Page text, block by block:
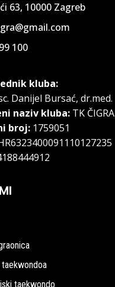
63, 10000 Zagreb
100
kluba:
. Danijel Bursać, dr.med.
naziv kluba:TK ČIGRA
broj:1759051
taekwondoa
taekwondo